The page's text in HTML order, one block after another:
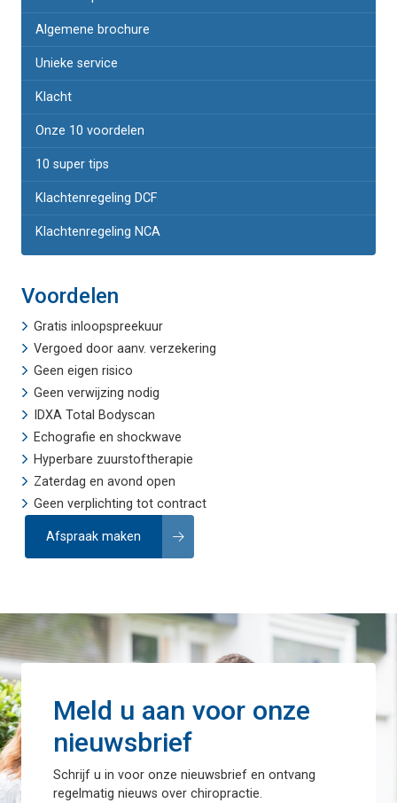
Algemene brochure
Unieke service
Klacht
Onze 10 voordelen
10 super tips
Klachtenregeling DCF
Klachtenregeling NCA
Voordelen
Gratis inloopspreekuur
Vergoed door aanv. verzekering
Geen eigen risico
Geen verwijzing nodig
IDXA Total Bodyscan
Echografie enshockwave
Hyperbare zuurstoftherapie
Zaterdag en avond open
Geen verplichting tot contract
Afspraak maken
Meld u aan voor onze
nieuwsbrief
Schrijf u in voor onze nieuwsbrief en ontvang
regelmatig nieuws over chiropractie.